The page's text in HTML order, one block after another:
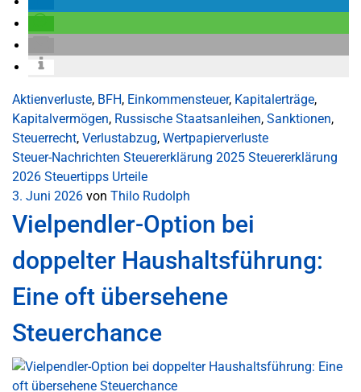
Aktienverluste, BFH, Einkommensteuer, Kapitalerträge,
Kapitalvermögen, Russische Staatsanleihen, Sanktionen,
Steuerrecht, Verlustabzug, Wertpapierverluste
Steuer-Nachrichten Steuererklärung 2025 Steuererklärung
2026 Steuertipps Urteile
3. Juni 2026 von Thilo Rudolph
Vielpendler-Option bei
doppelter Haushaltsführung:
Eine oft übersehene
Steuerchance